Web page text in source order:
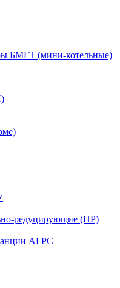
БМГТ (мини-котельные)
редуцирующие (ПР)
АГРС